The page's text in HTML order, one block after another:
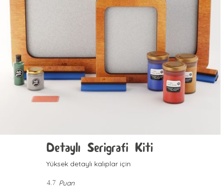
Detaylı Serigrafi Kiti
Yüksek detaylı kalıplar için
4.7 Puan